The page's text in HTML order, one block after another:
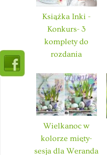
Książka Inki -
Konkurs- 3
komplety do
rozdania
Wielkanoc w
kolorze mięty-
sesja dla Weranda